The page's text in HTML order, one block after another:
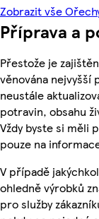
Zobrazit vše
Příprava a
Přestože je
věnována
neustále
potravin, obsahu
Vždy byste si měli
pouze na
V případě
ohledně výrobků
pro služby